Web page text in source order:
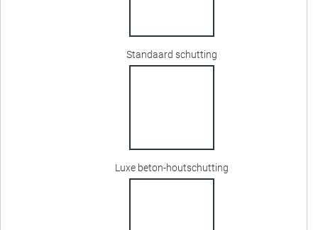
Standaard schutting
Luxe beton-houtschutting